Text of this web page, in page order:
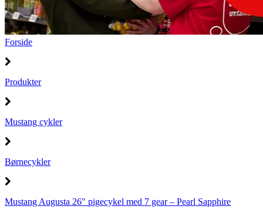
Forside
Produkter
Mustang cykler
Børnecykler
Mustang Augusta 26" pigecykel med 7 gear – Pearl Sapphire